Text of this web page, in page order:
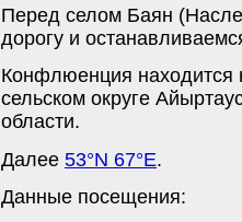
Перед селом Баян
дорогу и
Конфлюенция находится
сельском округе
области.
Далее 53°N 67°E.
Данные посещения: